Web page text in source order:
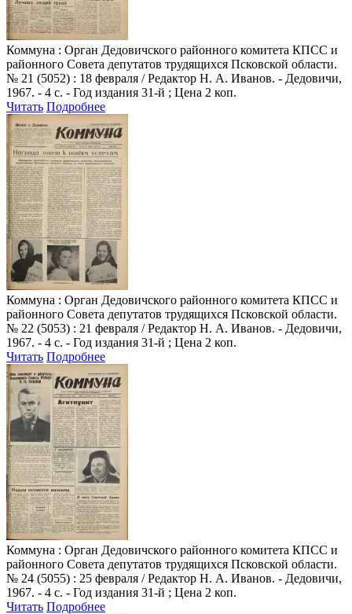
Коммуна : Орган Дедовичского районного комитета КПСС и
районного Совета депутатов трудящихся Псковской области.
№ 21 (5052) : 18 февраля / Редактор Н. А. Иванов. - Дедовичи,
1967. - 4 с. - Год издания 31-й ; Цена 2 коп.
Читать Подробнее
Коммуна : Орган Дедовичского районного комитета КПСС и
районного Совета депутатов трудящихся Псковской области.
№ 22 (5053) : 21 февраля / Редактор Н. А. Иванов. - Дедовичи,
1967. - 4 с. - Год издания 31-й ; Цена 2 коп.
Читать Подробнее
Коммуна : Орган Дедовичского районного комитета КПСС и
районного Совета депутатов трудящихся Псковской области.
№ 24 (5055) : 25 февраля / Редактор Н. А. Иванов. - Дедовичи,
1967. - 4 с. - Год издания 31-й ; Цена 2 коп.
Читать Подробнее